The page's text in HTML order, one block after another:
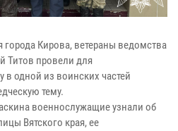
Кирова, ветераны ведомства
Титов провели для
одной из воинских частей
тему.
военнослужащие узнали об
Вятского края, ее